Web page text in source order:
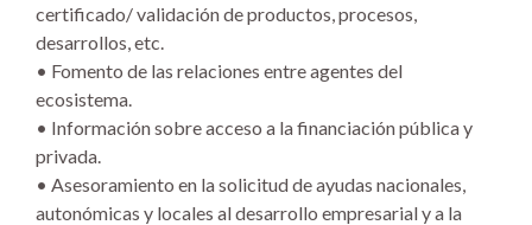
certificado/ validación de productos, procesos,
desarrollos, etc.
• Fomento de las relaciones entre agentes del
ecosistema.
• Información sobre acceso a la financiación pública y
privada.
• Asesoramiento en la solicitud de ayudas nacionales,
autonómicas y locales al desarrollo empresarial y a la